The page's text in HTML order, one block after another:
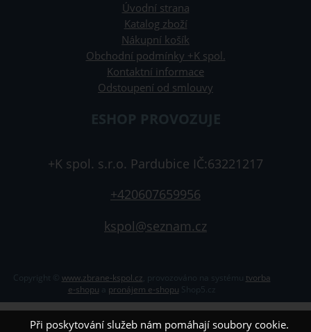
Úvodní strana
Katalog zboží
Nákupní košík
Obchodní podmínky +K spol.
Kontaktní informace
Odstoupení od smlouvy
ESHOP PROVOZUJE
+K spol. s.r.o. Pardubice IČ:63221217
+420607659956
kspol@seznam.cz
Copyright © www.zbrane-kspol.cz
tvorba
e-shopu
pronájem e-shopu
Při poskytování služeb nám pomáhají soubory cookie.